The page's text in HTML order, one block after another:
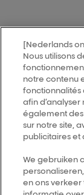
MY
Trouver
Follow us
L’Oréal Professionnel
14, rue Royale
[Nederlands
Nous utilisons
notre contenu
fonctionnalités
afin
également
sur notre site,
publicitaires et
We gebruiken
en ons